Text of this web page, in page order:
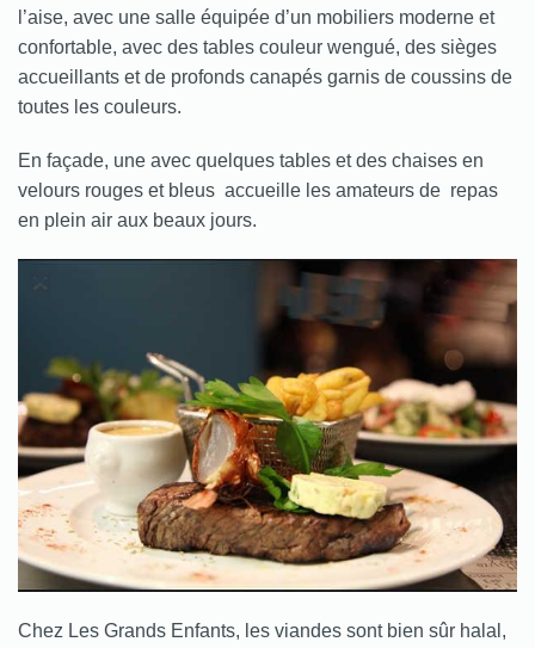
l’aise, avec une salle équipée d’un mobiliers moderne et
confortable, avec des tables couleur wengué, des sièges
accueillants et de profonds canapés garnis de coussins de
toutes les couleurs.
En façade, une avec quelques tables et des chaises en
velours rouges et bleus accueille les amateurs de repas
en plein air aux beaux jours.
Chez Les Grands Enfants, les viandes sont bien sûr halal,